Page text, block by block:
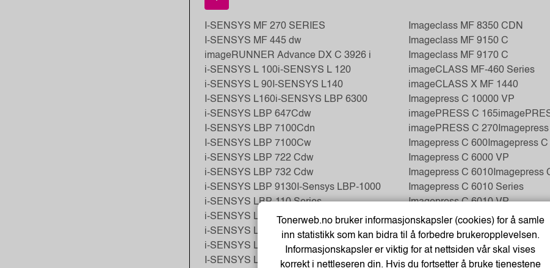
I-SENSYS MF 270 SERIES
I-SENSYS MF 445 dw
imageRUNNER Advance DX C 3926 i
i-SENSYS L 100i-SENSYS L 120
i-SENSYS L 90 I-SENSYS L140
I-SENSYS L160i-SENSYS LBP 6300
i-SENSYS LBP 647Cdw
I-SENSYS LBP 7100Cdn
I-SENSYS LBP 7100Cw
i-SENSYS LBP 722 Cdw
i-SENSYS LBP 732 Cdw
i-SENSYS LBP 9130 I-Sensys LBP-1000
i-SENSYS LBP-110 Series
i-SENSYS LBP-112
i-SENSYS LBP-112 wf
i-SENSYS LBP-113 w
I-SENSYS LBP-122 DW
Imageclass MF 8350 CDN
Imageclass MF 9150 C
Imageclass MF 9170 C
imageCLASS MF-460 Series
imageCLASS X MF 1440
Imagepress C 10000 VP
imagePRESS C 165
imagePRESS C 270
Imagepress C 600Imagepress C
Imagepress C 6000 VP
Imagepress C 6010Imagepress
Imagepress C 6010 Series
Imagepress C 6010 VP
Imagepress C 6011Imagepress
Imagepress C 6011 Series
Imagepress C 6011 VP
Imagepress C 6011 VPS
Tonerweb.no bruker informasjonskapsler (cookies) for å samle
inn statistikk som kan bidra til å forbedre brukeropplevelsen.
Informasjonskapsler er viktig for at nettsiden vår skal vises
korrekt i nettleseren din. Hvis du fortsetter å bruke tjenestene